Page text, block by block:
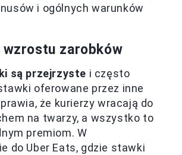
i ogólnych warunków
wzrostu zarobków
są przejrzyste i często
oferowane przez inne
że kurierzy wracają do
na twarzy, a wszystko to
premiom. W
do Uber Eats, gdzie stawki